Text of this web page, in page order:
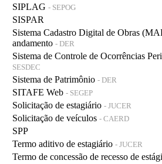
SIPLAG - SEPOG
SISPAR
Sistema Cadastro Digital de Obras
andamento - DER
Sistema de Controle de Ocorrências
SESDEC
Sistema de Patrimônio - DER
SITAFE Web - SEGEP
Solicitação de estagiário - JUCER
Solicitação de veículos - CAERD
SPP
Termo aditivo de estagiário - JUCER
Termo de concessão de recesso de